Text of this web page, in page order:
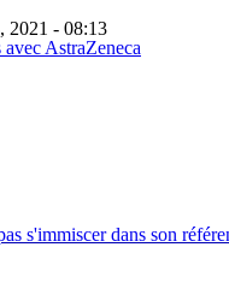
AstraZeneca
2021 - 08:13
s'immiscer dans son